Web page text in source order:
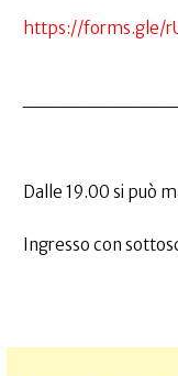
https://forms.gle/
Dalle 19.00 si può
Ingresso con